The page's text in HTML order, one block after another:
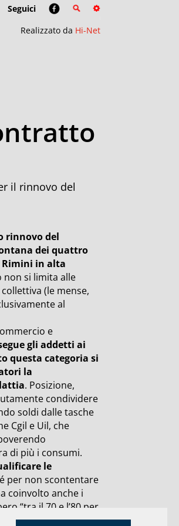
Seguici
Realizzato da Hi-Net
il rinnovo del
rinnovo del
dei quattro
Rimini in alta
non si limita alle
(le mense,
al
e
gli addetti ai
questa categoria si
la
. Posizione,
condividere
soldi dalle tasche
Cgil e Uil, che
di più i consumi.
le
per non scontentare
coinvolto anche i
“tra il 70 e l’80 per
mobilitazione